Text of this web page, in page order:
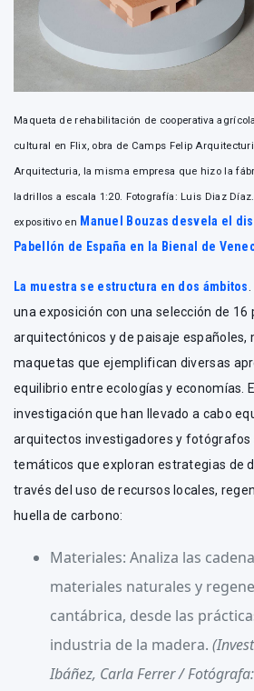
Maqueta de rehabilitación de cooperativa
cultural en Flix, obra de Camps Felip
Arquitecturia, la misma empresa que hizo la
ladrillos a escala 1:20. Fotografía: Luis Diaz
expositivo en Manuel Bouzas desvela el
Pabellón de España en la Bienal de
La muestra se estructura en dos ámbitos
una exposición con una selección de 16
arquitectónicos y de paisaje españoles,
maquetas que ejemplifican diversas
equilibrio entre ecologías y economías.
investigación que han llevado a cabo
arquitectos investigadores y fotógrafos
temáticos que exploran estrategias de
través del uso de recursos locales,
huella de carbono:
Materiales: Analiza las
materiales naturales y
cantábrica, desde las
industria de la madera.
Ibáñez, Carla Ferrer /